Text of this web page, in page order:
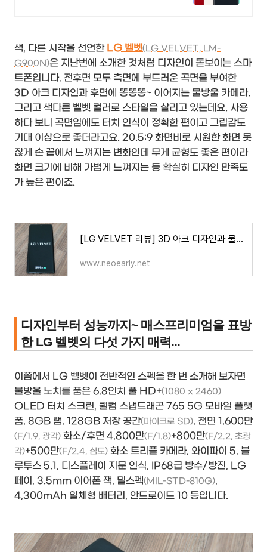
색, 다른 시작을 선언한 LG 벨벳(LG VELVET, LM-
G900N)은 지난번에 소개한 것처럼 디자인이 돋보이는 스마
트폰입니다. 전후면 모두 측면에 부드러운 곡면을 부여한
3D 아크 디자인과 후면에 똥똥똥~ 이어지는 물방울 카메라.
그리고 색다른 벨벳 컬러로 스타일을 살리고 있는데요. 사용
하다 보니 곡면임에도 터치 인식이 정확한 편이고 그립감도
기대 이상으로 좋더라고요. 20.5:9 화면비로 시원한 화면 못
잖게 손 끝에서 느껴지는 변화인데 무게 균형도 좋은 편이라
화면 크기에 비해 가볍게 느껴지는 등 확실히 디자인 만족도
가 높은 편이죠.
[LG VELVET 리뷰] 3D 아크 디자인과 물방울 카메라를 입다... 차분한 LG 벨벳 오로라 그레이의 첫인상.
www.neoearly.net
디자인부터 성능까지~ 매스프리미엄을 표방
한 LG 벨벳의 다섯 가지 매력...
이쯤에서 LG 벨벳이 전반적인 스펙을 한 번 소개해 보자면
물방울 노치를 품은 6.8인치 풀 HD+(1080 x 2460)
OLED 터치 스크린, 퀄컴 스냅드래곤 765 5G 모바일 플랫
폼, 8GB 램, 128GB 저장 공간(마이크로 SD), 전면 1,600만
(F/1.9, 광각) 화소/후면 4,800만(F/1.8)+800만(F/2.2, 초광
각)+500만(F/2.4, 심도) 화소 트리플 카메라, 와이파이 5, 블
루투스 5.1, 디스플레이 지문 인식, IP68급 방수/방진, LG
페이, 3.5mm 이어폰 잭, 밀스펙(MIL-STD-810G),
4,300mAh 일체형 배터리, 안드로이드 10 등입니다.